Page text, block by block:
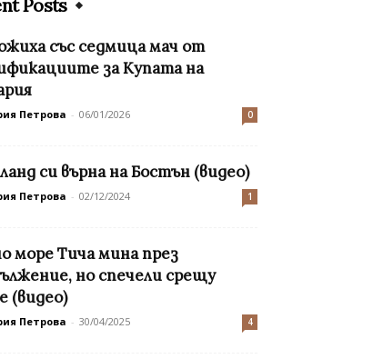
Posts
със седмица мач от
за Купата на
Петрова - 06/01/2026 0
си върна на Бостън (видео)
Петрова - 02/12/2024 1
море Тича мина през
но спечели срещу
(видео)
Петрова - 30/04/2025 4